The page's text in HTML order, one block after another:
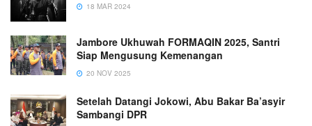
18 MAR 2024
Jambore Ukhuwah FORMAQIN 2025, Santri
Siap Mengusung Kemenangan
20 NOV 2025
Setelah Datangi Jokowi, Abu Bakar Ba’asyir
Sambangi DPR